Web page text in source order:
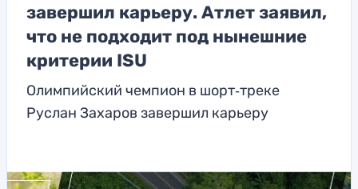
завершил карьеру. Атлет заявил,
что не подходит под нынешние
критерии ISU
Олимпийский чемпион в шорт‑треке
Руслан Захаров завершил карьеру